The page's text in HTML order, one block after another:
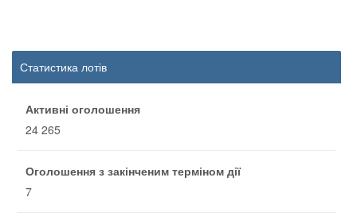
Статистика лотів
Активні оголошення
24 265
Оголошення з закінченим терміном дії
7